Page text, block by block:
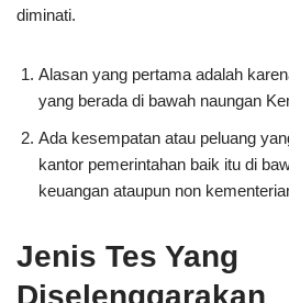
diminati.
Alasan yang pertama adalah
yang berada di bawah naungan
Ada kesempatan atau peluang
kantor pemerintahan baik itu di
keuangan ataupun non
Jenis Tes Yang
Diselenggarakan